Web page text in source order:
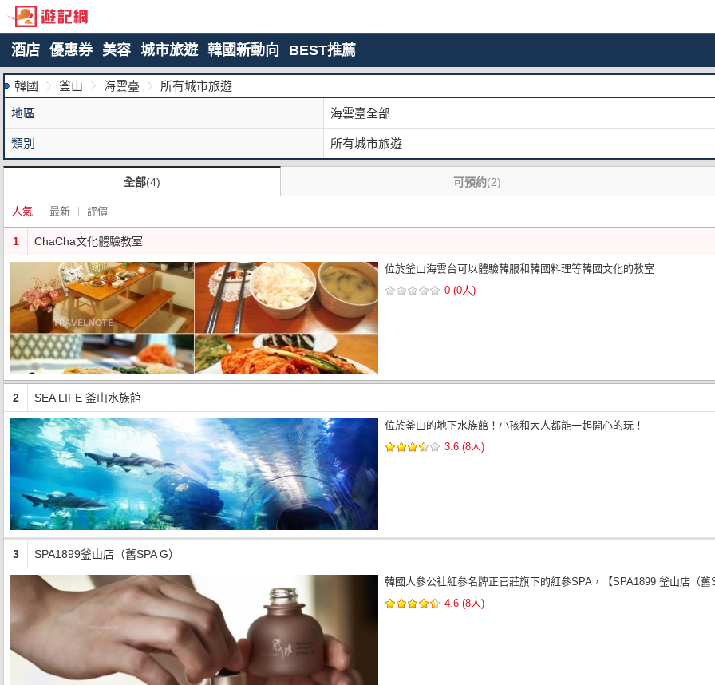
酒店 優惠券 美容 城市旅遊 韓國新動向 BEST推薦
韓國 釜山 海雲臺
所有城市旅遊
地區
海雲臺全部
類別 所有城市旅遊
全部(4) 可預約(2)
人氣 最新 評價
1 ChaCha文化體驗教室
位於釜山海雲台可以體驗韓服和韓國料理等韓國文化的教室
0 (0人)
2 SEA LIFE 釜山水族館
位於釜山的地下水族館！小孩和大人都能一起開心的玩！
3.6 (8人)
3 SPA1899釜山店（舊SPA G）
韓國人參公社紅參名牌正官莊旗下的紅參SPA，【SPA1899 釜山店（舊
4.6 (8人)